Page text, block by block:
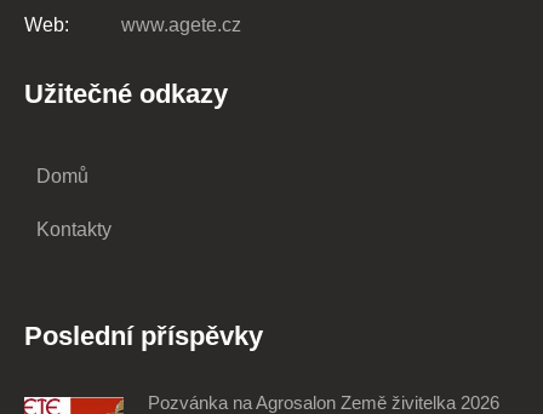
Web: www.agete.cz
Užitečné odkazy
Domů
Kontakty
Poslední příspěvky
Pozvánka na Agrosalon Země živitelka 2026